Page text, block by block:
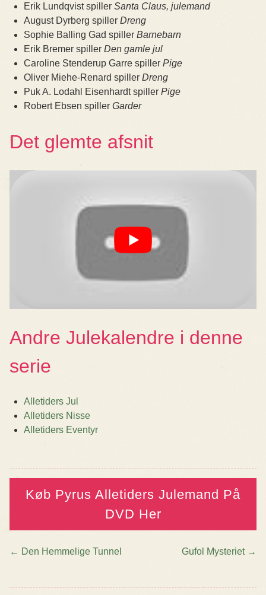
Erik Lundqvist spiller Santa Claus, julemand
August Dyrberg spiller Dreng
Sophie Balling Gad spiller Barnebarn
Erik Bremer spiller Den gamle jul
Caroline Stenderup Garre spiller Pige
Oliver Miehe-Renard spiller Dreng
Puk A. Lodahl Eisenhardt spiller Pige
Robert Ebsen spiller Garder
Det glemte afsnit
Andre Julekalendre i denne
serie
Alletiders Jul
Alletiders Nisse
Alletiders Eventyr
Køb Pyrus Alletiders Julemand På
DVD Her
← Den Hemmelige Tunnel Gufol Mysteriet →